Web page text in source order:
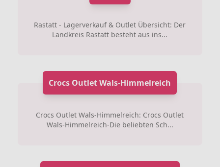
Rastatt - Lagerverkauf & Outlet Übersicht: Der
Landkreis Rastatt besteht aus ins...
Crocs Outlet Wals-Himmelreich
Crocs Outlet Wals-Himmelreich: Crocs Outlet
Wals-Himmelreich-Die beliebten Sch...